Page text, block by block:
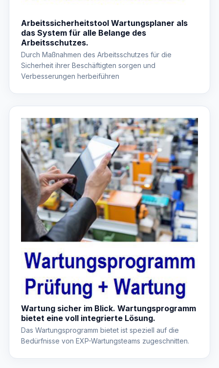
Arbeitssicherheitstool Wartungsplaner als
das System für alle Belange des
Arbeitsschutzes.
Durch Maßnahmen des Arbeitsschutzes für die
Sicherheit ihrer Beschäftigten sorgen und
Verbesserungen herbeiführen
Wartung sicher im Blick. Wartungsprogramm
bietet eine voll integrierte Lösung.
Das Wartungsprogramm bietet ist speziell auf die
Bedürfnisse von EXP-Wartungsteams zugeschnitten.